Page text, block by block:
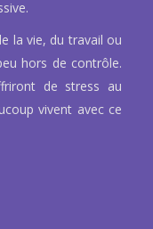
la vie, du travail ou
hors de contrôle.
de stress au
vivent avec ce